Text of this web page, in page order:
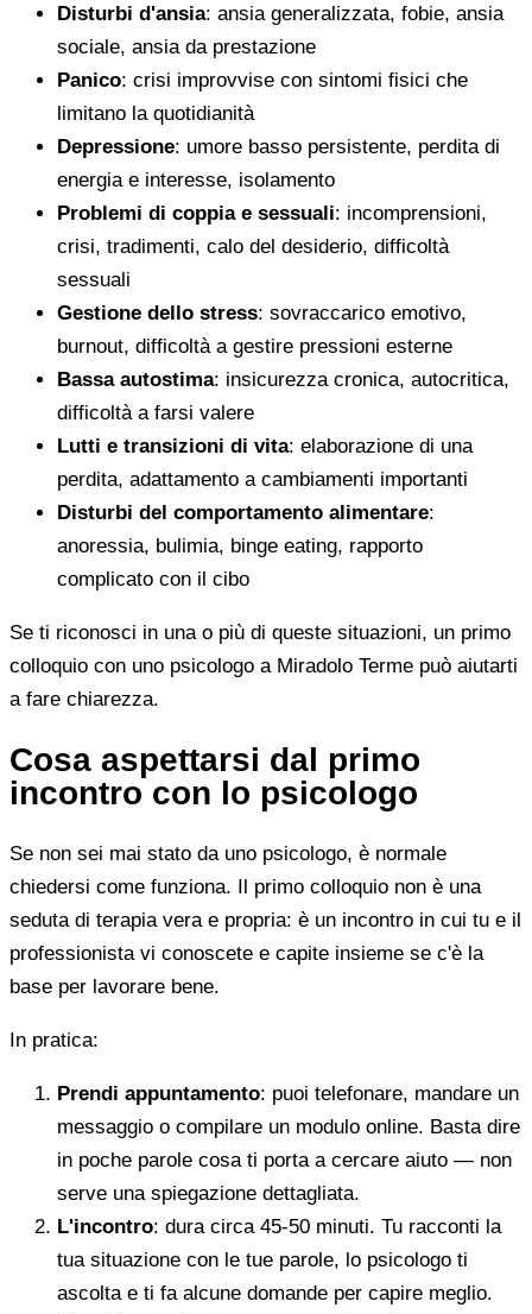
Disturbi d'ansia: ansia generalizzata, fobie, ansia
sociale, ansia da prestazione
Panico: crisi improvvise con sintomi fisici che
limitano la quotidianità
Depressione: umore basso persistente, perdita di
energia e interesse, isolamento
Problemi di coppia e sessuali: incomprensioni,
crisi, tradimenti, calo del desiderio, difficoltà
sessuali
Gestione dello stress: sovraccarico emotivo,
burnout, difficoltà a gestire pressioni esterne
Bassa autostima: insicurezza cronica, autocritica,
difficoltà a farsi valere
Lutti e transizioni di vita: elaborazione di una
perdita, adattamento a cambiamenti importanti
Disturbi del comportamento alimentare:
anoressia, bulimia, binge eating, rapporto
complicato con il cibo
Se ti riconosci in una o più di queste situazioni, un primo
colloquio con uno psicologo a Miradolo Terme può aiutarti
a fare chiarezza.
Cosa aspettarsi dal primo
incontro con lo psicologo
Se non sei mai stato da uno psicologo, è normale
chiedersi come funziona. Il primo colloquio non è una
seduta di terapia vera e propria: è un incontro in cui tu e il
professionista vi conoscete e capite insieme se c'è la
base per lavorare bene.
In pratica:
Prendi appuntamento: puoi telefonare, mandare un
messaggio o compilare un modulo online. Basta dire
in poche parole cosa ti porta a cercare aiuto — non
serve una spiegazione dettagliata.
L'incontro: dura circa 45-50 minuti. Tu racconti la
tua situazione con le tue parole, lo psicologo ti
ascolta e ti fa alcune domande per capire meglio.